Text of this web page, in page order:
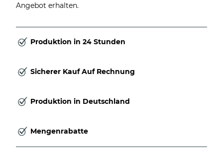
Angebot erhalten.
Produktion in 24 Stunden
Sicherer Kauf Auf Rechnung
Produktion in Deutschland
Mengenrabatte